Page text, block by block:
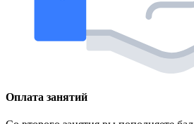
Оплата занятий